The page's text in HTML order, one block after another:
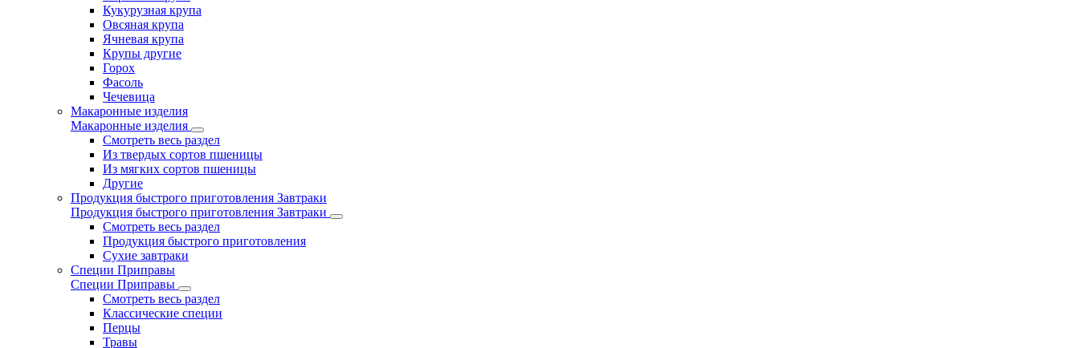
Кукурузная крупа
Овсяная крупа
Ячневая крупа
Крупы другие
Горох
Фасоль
Чечевица
Макаронные изделия
Макаронные изделия
Смотреть весь раздел
Из твердых сортов пшеницы
Из мягких сортов пшеницы
Другие
Продукция быстрого приготовления Завтраки
Продукция быстрого приготовления Завтраки
Смотреть весь раздел
Продукция быстрого приготовления
Сухие завтраки
Специи Приправы
Специи Приправы
Смотреть весь раздел
Классические специи
Перцы
Травы